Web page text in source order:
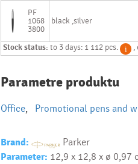
Ako
Ako si
správny
predmet?
PF
1068
3800
black ,silver
Stock status: to 3 days: 1 112 pcs. ,
Parametre produktu
Office, Promotional pens and
Brand: Parker
Parameter: 12,9 x 12,8 x ø 0,97